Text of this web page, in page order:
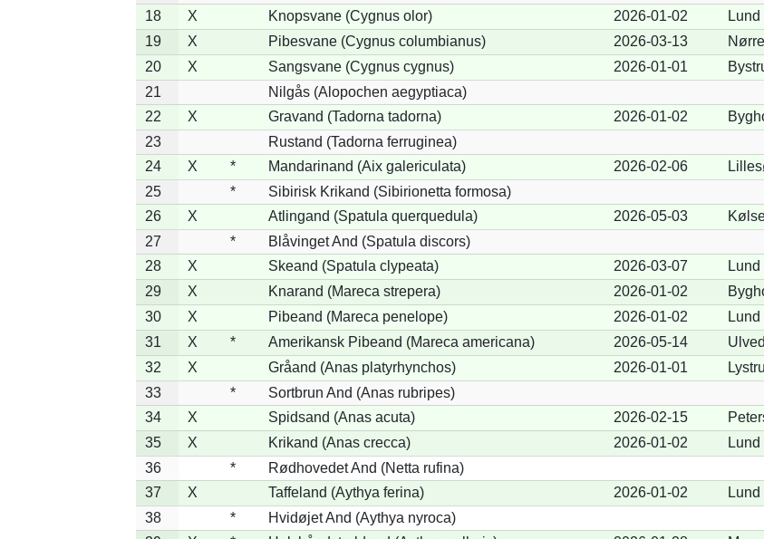
18
X Knopsvane (Cygnus olor) 2026-01-02
19
X Pibesvane (Cygnus columbianus) 2026-03-13
20
X Sangsvane (Cygnus cygnus) 2026-01-01
21
Nilgås (Alopochen aegyptiaca)
22
X Gravand (Tadorna tadorna) 2026-01-02
23
Rustand (Tadorna ferruginea)
24
X * Mandarinand (Aix galericulata) 2026-02-06
25
*
Sibirisk Krikand (Sibirionetta formosa)
26
X Atlingand (Spatula querquedula) 2026-05-03
27
*
Blåvinget And (Spatula discors)
28
X Skeand (Spatula clypeata) 2026-03-07
29
X Knarand (Mareca strepera) 2026-01-02
30
X Pibeand (Mareca penelope) 2026-01-02
31
X * Amerikansk Pibeand (Mareca americana) 2026-05-14
32
X Gråand (Anas platyrhynchos) 2026-01-01
33
*
Sortbrun And (Anas rubripes)
34
X Spidsand (Anas acuta) 2026-02-15
35
X Krikand (Anas crecca) 2026-01-02
36
*
Rødhovedet And (Netta rufina)
37
X Taffeland (Aythya ferina) 2026-01-02
38
*
Hvidøjet And (Aythya nyroca)